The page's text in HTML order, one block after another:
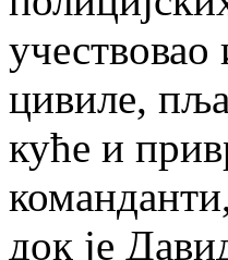
цивиле,
куће и
док је